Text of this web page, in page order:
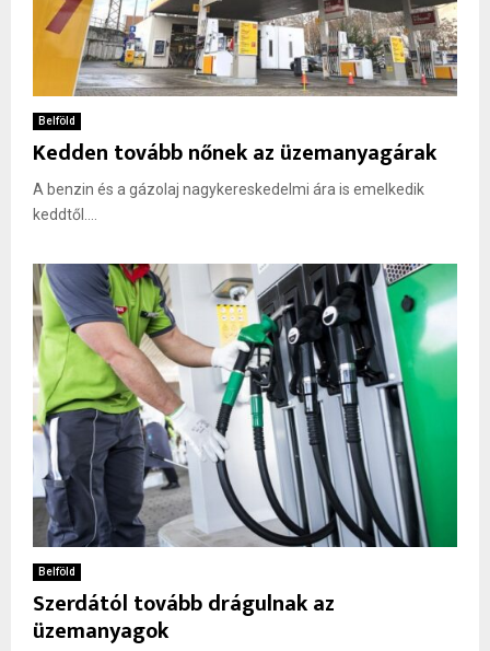
Belföld
Kedden tovább nőnek az üzemanyagárak
A benzin és a gázolaj nagykereskedelmi ára is emelkedik
keddtől....
Belföld
Szerdától tovább drágulnak az
üzemanyagok